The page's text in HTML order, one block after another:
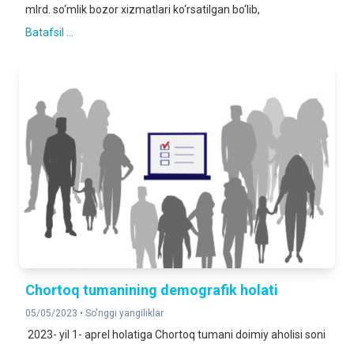
mlrd. so‘mlik bozor xizmatlari ko‘rsatilgan bo‘lib,
Batafsil ...
Chortoq tumanining demografik holati
05/05/2023 • So'nggi yangiliklar
2023- yil 1- aprel holatiga Chortoq tumani doimiy aholisi soni